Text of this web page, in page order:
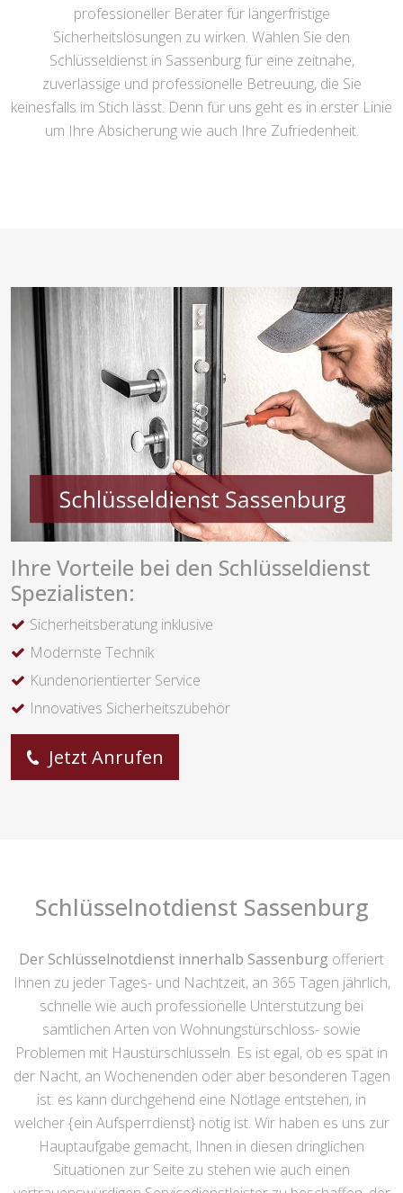
professioneller Berater für längerfristige
Sicherheitslösungen zu wirken. Wählen Sie den
Schlüsseldienst in Sassenburg für eine zeitnahe,
zuverlässige und professionelle Betreuung, die Sie
keinesfalls im Stich lässt. Denn für uns geht es in erster Linie
um Ihre Absicherung wie auch Ihre Zufriedenheit.
Ihre Vorteile bei den Schlüsseldienst
Spezialisten:
Sicherheitsberatung inklusive
Modernste Technik
Kundenorientierter Service
Innovatives Sicherheitszubehör
Jetzt Anrufen
Schlüsselnotdienst Sassenburg
Der Schlüsselnotdienst innerhalb Sassenburg offeriert
Ihnen zu jeder Tages- und Nachtzeit, an 365 Tagen jährlich,
schnelle wie auch professionelle Unterstützung bei
sämtlichen Arten von Wohnungstürschloss- sowie
Problemen mit Haustürschlüsseln. Es ist egal, ob es spät in
der Nacht, an Wochenenden oder aber besonderen Tagen
ist: es kann durchgehend eine Notlage entstehen, in
welcher {ein Aufsperrdienst} nötig ist. Wir haben es uns zur
Hauptaufgabe gemacht, Ihnen in diesen dringlichen
Situationen zur Seite zu stehen wie auch einen